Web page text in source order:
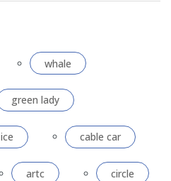
whale
green lady
ice cable car
artc circle